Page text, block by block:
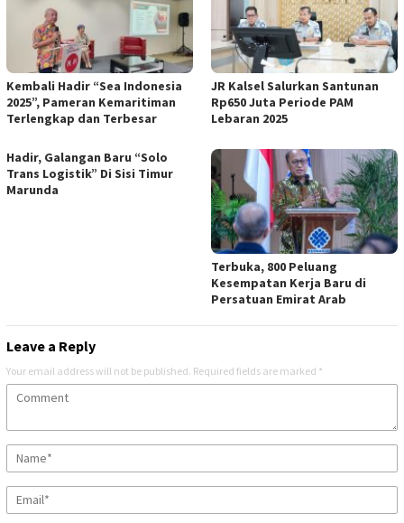
Kembali Hadir “Sea Indonesia
2025”, Pameran Kemaritiman
Terlengkap dan Terbesar
JR Kalsel Salurkan Santunan
Rp650 Juta Periode PAM
Lebaran 2025
Hadir, Galangan Baru “Solo
Trans Logistik” Di Sisi Timur
Marunda
Terbuka, 800 Peluang
Kesempatan Kerja Baru di
Persatuan Emirat Arab
Leave a Reply
Your email address will not be published. Required fields are marked *